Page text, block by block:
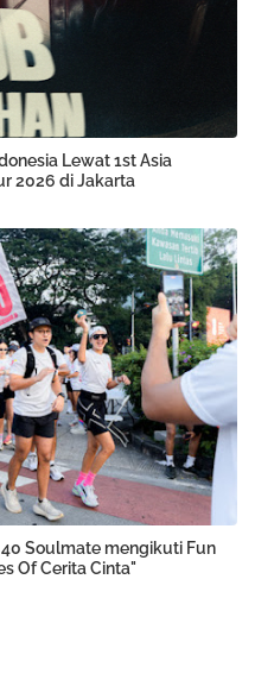
Lewat 1st Asia
2026 di Jakarta
Soulmate mengikuti Fun
Of Cerita Cinta"